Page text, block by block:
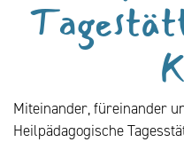
Miteinander, füreinander
Heilpädagogische